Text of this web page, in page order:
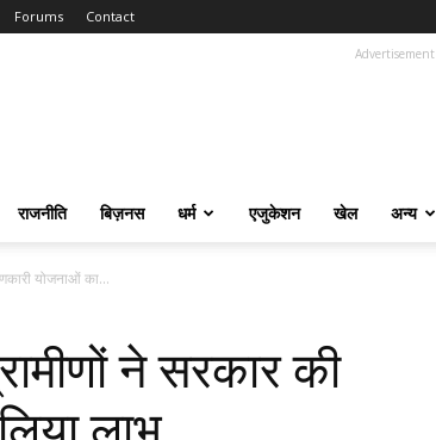
Forums Contact
Advertisement
राजनीति बिज़नस धर्म एजुकेशन खेल अन्य
योजनाओं का...
ने सरकार की